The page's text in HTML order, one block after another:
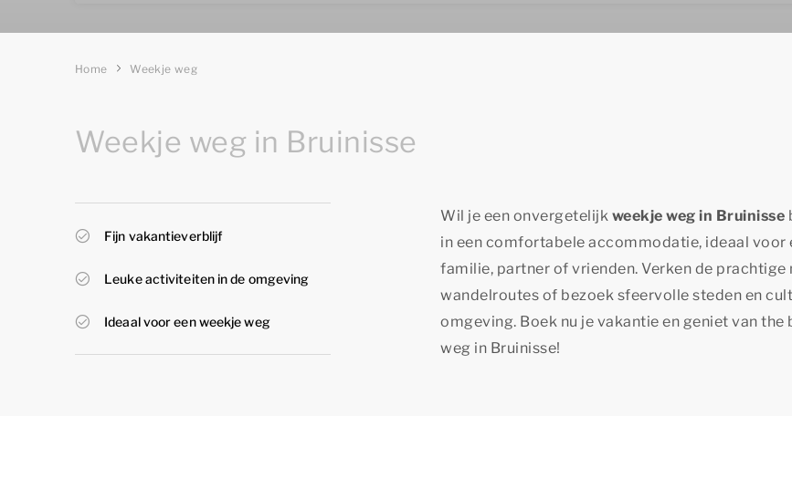
Home Weekje weg
Weekje weg in Bruinisse
Fijn vakantieverblijf
Leuke activiteiten in de omgeving
Ideaal voor een weekje weg
Wil je een onvergetelijk weekje weg in Bruinisse
in een comfortabele accommodatie, ideaal voor
familie, partner of vrienden. Verken de
wandelroutes of bezoek sfeervolle steden en
omgeving. Boek nu je vakantie en geniet van the
weg in Bruinisse!